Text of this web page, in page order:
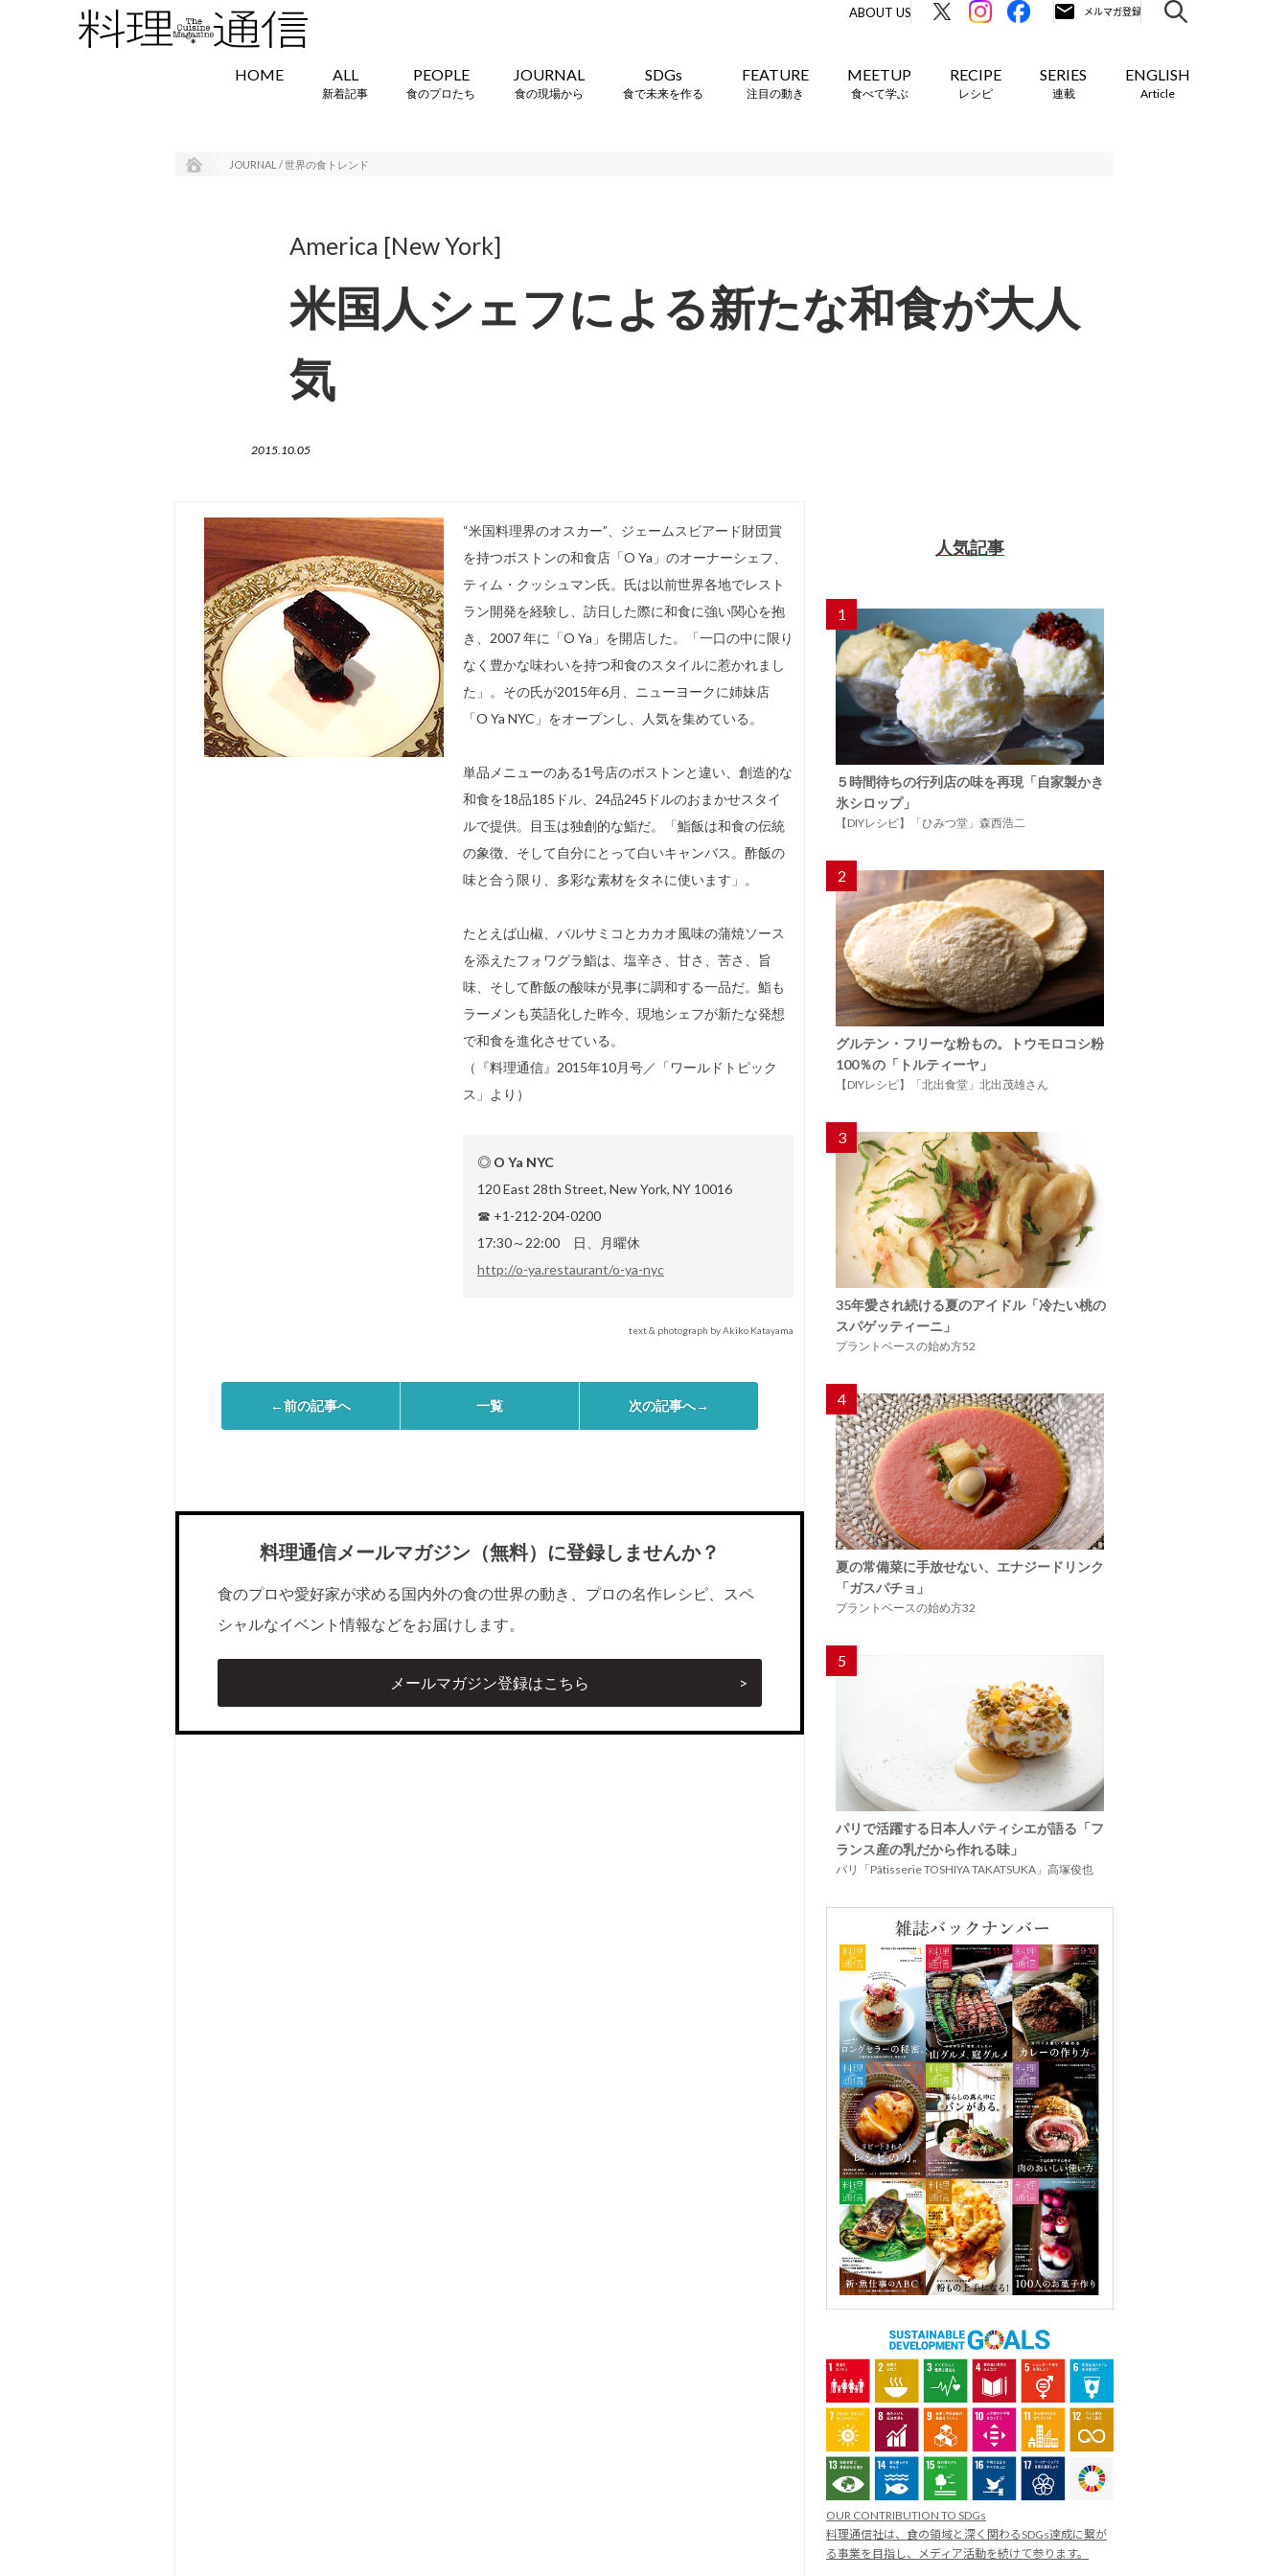
ABOUT US
HOME ALL
新着記事
PEOPLE
食のプロたち
JOURNAL
食の現場から
SDGs
食で未来を作る
FEATURE
注目の動き
MEETUP
食べて学ぶ
RECIPE
レシピ
SERIES
連載
ENGLISH
Article
JOURNAL / 世界の食トレンド
America [New York]
米国人シェフによる新たな和食が大人
気
2015.10.05
“米国料理界のオスカー”、ジェームスビアード財団賞
を持つボストンの和食店「O Ya」のオーナーシェフ、
ティム・クッシュマン氏。氏は以前世界各地でレスト
ラン開発を経験し、訪日した際に和食に強い関心を抱
き、2007 年に「O Ya」を開店した。「一口の中に限り
なく豊かな味わいを持つ和食のスタイルに惹かれまし
た」。その氏が2015年6月、ニューヨークに姉妹店
「O Ya NYC」をオープンし、人気を集めている。
単品メニューのある1号店のボストンと違い、創造的な
和食を18品185ドル、24品245ドルのおまかせスタイ
ルで提供。目玉は独創的な鮨だ。「鮨飯は和食の伝統
の象徴、そして自分にとって白いキャンバス。酢飯の
味と合う限り、多彩な素材をタネに使います」。
たとえば山椒、バルサミコとカカオ風味の蒲焼ソース
を添えたフォワグラ鮨は、塩辛さ、甘さ、苦さ、旨
味、そして酢飯の酸味が見事に調和する一品だ。鮨も
ラーメンも英語化した昨今、現地シェフが新たな発想
で和食を進化させている。
（『料理通信』2015年10月号／「ワールドトピック
ス」より）
◎ O Ya NYC
120 East 28th Street, New York, NY 10016
☎ +1-212-204-0200
17:30～22:00 日、月曜休
http://o-ya.restaurant/o-ya-nyc
text & photograph by Akiko Katayama
←前の記事へ 一覧 次の記事へ→
料理通信メールマガジン（無料）に登録しませんか？
食のプロや愛好家が求める国内外の食の世界の動き、プロの名作レシピ、スペ
シャルなイベント情報などをお届けします。
メールマガジン登録はこちら
人気記事
1
５時間待ちの行列店の味を再現「自家製かき
氷シロップ」
【DIYレシピ】「ひみつ堂」森西浩二
2
グルテン・フリーな粉もの。トウモロコシ粉
100％の「トルティーヤ」
【DIYレシピ】「北出食堂」北出茂雄さん
3
35年愛され続ける夏のアイドル「冷たい桃の
スパゲッティーニ」
プラントベースの始め方52
4
夏の常備菜に手放せない、エナジードリンク
「ガスパチョ」
プラントベースの始め方32
5
パリで活躍する日本人パティシエが語る「フ
ランス産の乳だから作れる味」
パリ「Pâtisserie TOSHIYA TAKATSUKA」高塚俊也
OUR CONTRIBUTION TO SDGs
料理通信社は、食の領域と深く関わるSDGs達成に繋が
る事業を目指し、メディア活動を続けて参ります。